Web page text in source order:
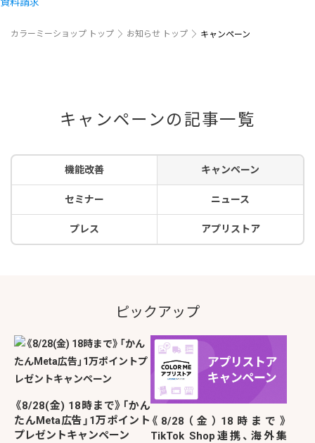
カラーミーショップ トップ お知らせ トップ キャンペーン
キャンペーンの記事一覧
機能改善 キャンペーン
セミナー ニュース
プレス アプリストア
ピックアップ
《8/28(金) 18時まで》「かん
たんMeta広告」1万ポイント
プレゼントキャンペーン
《8/28（金）18時まで》
TikTok Shop連携、海外集